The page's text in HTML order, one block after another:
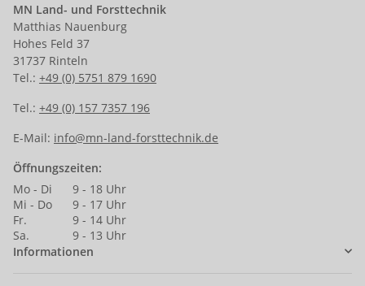
MN Land- und Forsttechnik
Matthias Nauenburg
Hohes Feld 37
31737 Rinteln
Tel.: +49 (0) 5751 879 1690
Tel.: +49 (0) 157 7357 196
E-Mail: info@mn-land-forsttechnik.de
Öffnungszeiten:
Mo - Di
9 - 18 Uhr
Mi - Do
9 - 17 Uhr
Fr.
9 - 14 Uhr
Sa.
9 - 13 Uhr
Informationen